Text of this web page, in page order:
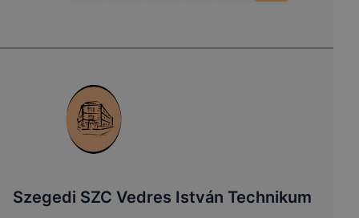
Szegedi SZC Vedres István Technikum